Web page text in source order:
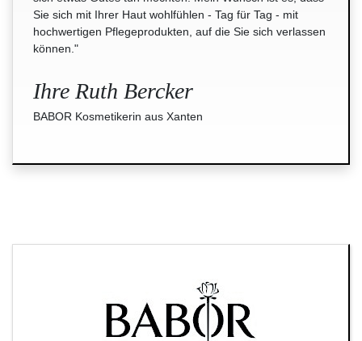
Sie sich mit Ihrer Haut wohlfühlen - Tag für Tag - mit
hochwertigen Pflegeprodukten, auf die Sie sich verlassen
können."
Ihre Ruth Bercker
BABOR Kosmetikerin aus Xanten